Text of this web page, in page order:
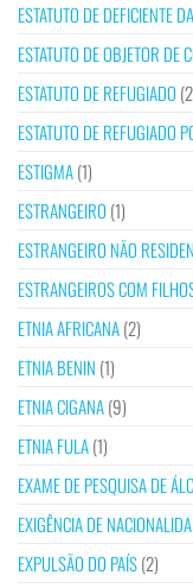
ESTATUTO DE DEFICIENTE
ESTATUTO DE OBJETOR DE
ESTATUTO DE REFUGIADO
ESTATUTO DE REFUGIADO
ESTIGMA(1)
ESTRANGEIRO (1)
ESTRANGEIRO NÃO
ESTRANGEIROS COM
ETNIA AFRICANA(2)
ETNIA BENIN (1)
ETNIA CIGANA(9)
ETNIA FULA(1)
EXAME DE PESQUISA DE
EXIGÊNCIA DE
EXPULSÃO DO PAÍS(2)